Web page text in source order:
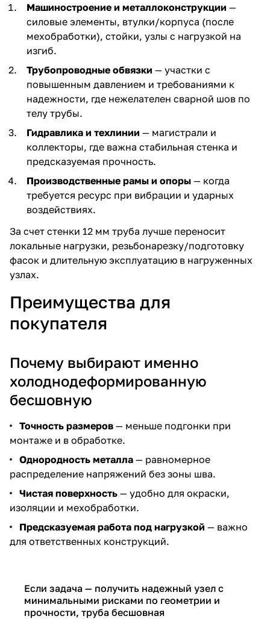
Машиностроение и металлоконструкции —
силовые элементы, втулки/корпуса (после
мехобработки), стойки, узлы с нагрузкой на
изгиб.
Трубопроводные обвязки — участки с
повышенным давлением и требованиями к
надежности, где нежелателен сварной шов по
телу трубы.
Гидравлика и техлинии — магистрали и
коллекторы, где важна стабильная стенка и
предсказуемая прочность.
Производственные рамы и опоры — когда
требуется ресурс при вибрации и ударных
воздействиях.
За счет стенки 12 мм труба лучше переносит
локальные нагрузки, резьбонарезку/подготовку
фасок и длительную эксплуатацию в нагруженных
узлах.
Преимущества для
покупателя
Почему выбирают именно
холоднодеформированную
бесшовную
Точность размеров — меньше подгонки при
монтаже и в обработке.
Однородность металла — равномерное
распределение напряжений без зоны шва.
Чистая поверхность — удобно для окраски,
изоляции и мехобработки.
Предсказуемая работа под нагрузкой — важно
для ответственных конструкций.
Если задача — получить надежный узел с
минимальными рисками по геометрии и
прочности, труба бесшовная